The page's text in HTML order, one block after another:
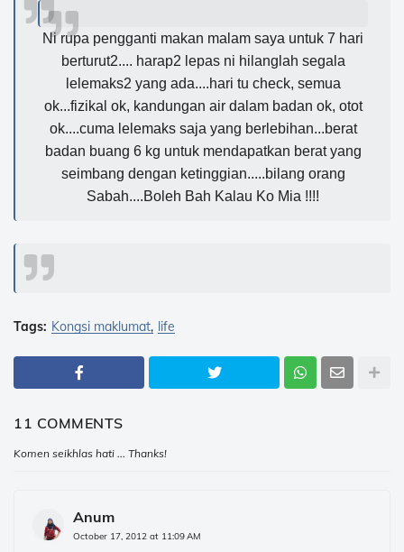
Ni rupa pengganti makan malam saya untuk 7 hari
berturut2.... harap2 lepas ni hilanglah segala
lelemaks2 yang ada....hari tu check, semua
ok...fizikal ok, kandungan air dalam badan ok, otot
ok....cuma lelemaks saja yang berlebihan...berat
badan buang 6 kg untuk mendapatkan berat yang
seimbang dengan ketinggian.....bilang orang
Sabah....Boleh Bah Kalau Ko Mia !!!!
Tags: Kongsi maklumat life
11 COMMENTS
Komen seikhlas hati ... Thanks!
Anum
October 17, 2012 at 11:09 AM